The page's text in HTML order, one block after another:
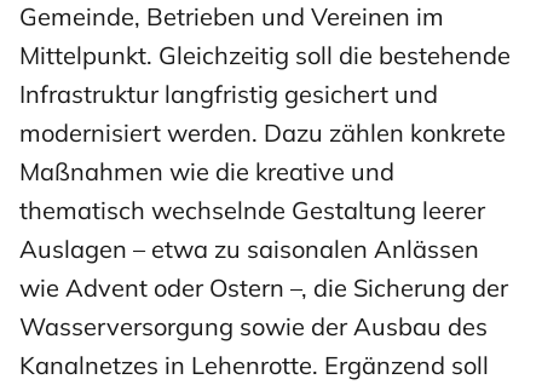
Gemeinde, Betrieben und Vereinen im
Mittelpunkt. Gleichzeitig soll die bestehende
Infrastruktur langfristig gesichert und
modernisiert werden. Dazu zählen konkrete
Maßnahmen wie die kreative und
thematisch wechselnde Gestaltung leerer
Auslagen – etwa zu saisonalen Anlässen
wie Advent oder Ostern –, die Sicherung der
Wasserversorgung sowie der Ausbau des
Kanalnetzes in Lehenrotte. Ergänzend soll